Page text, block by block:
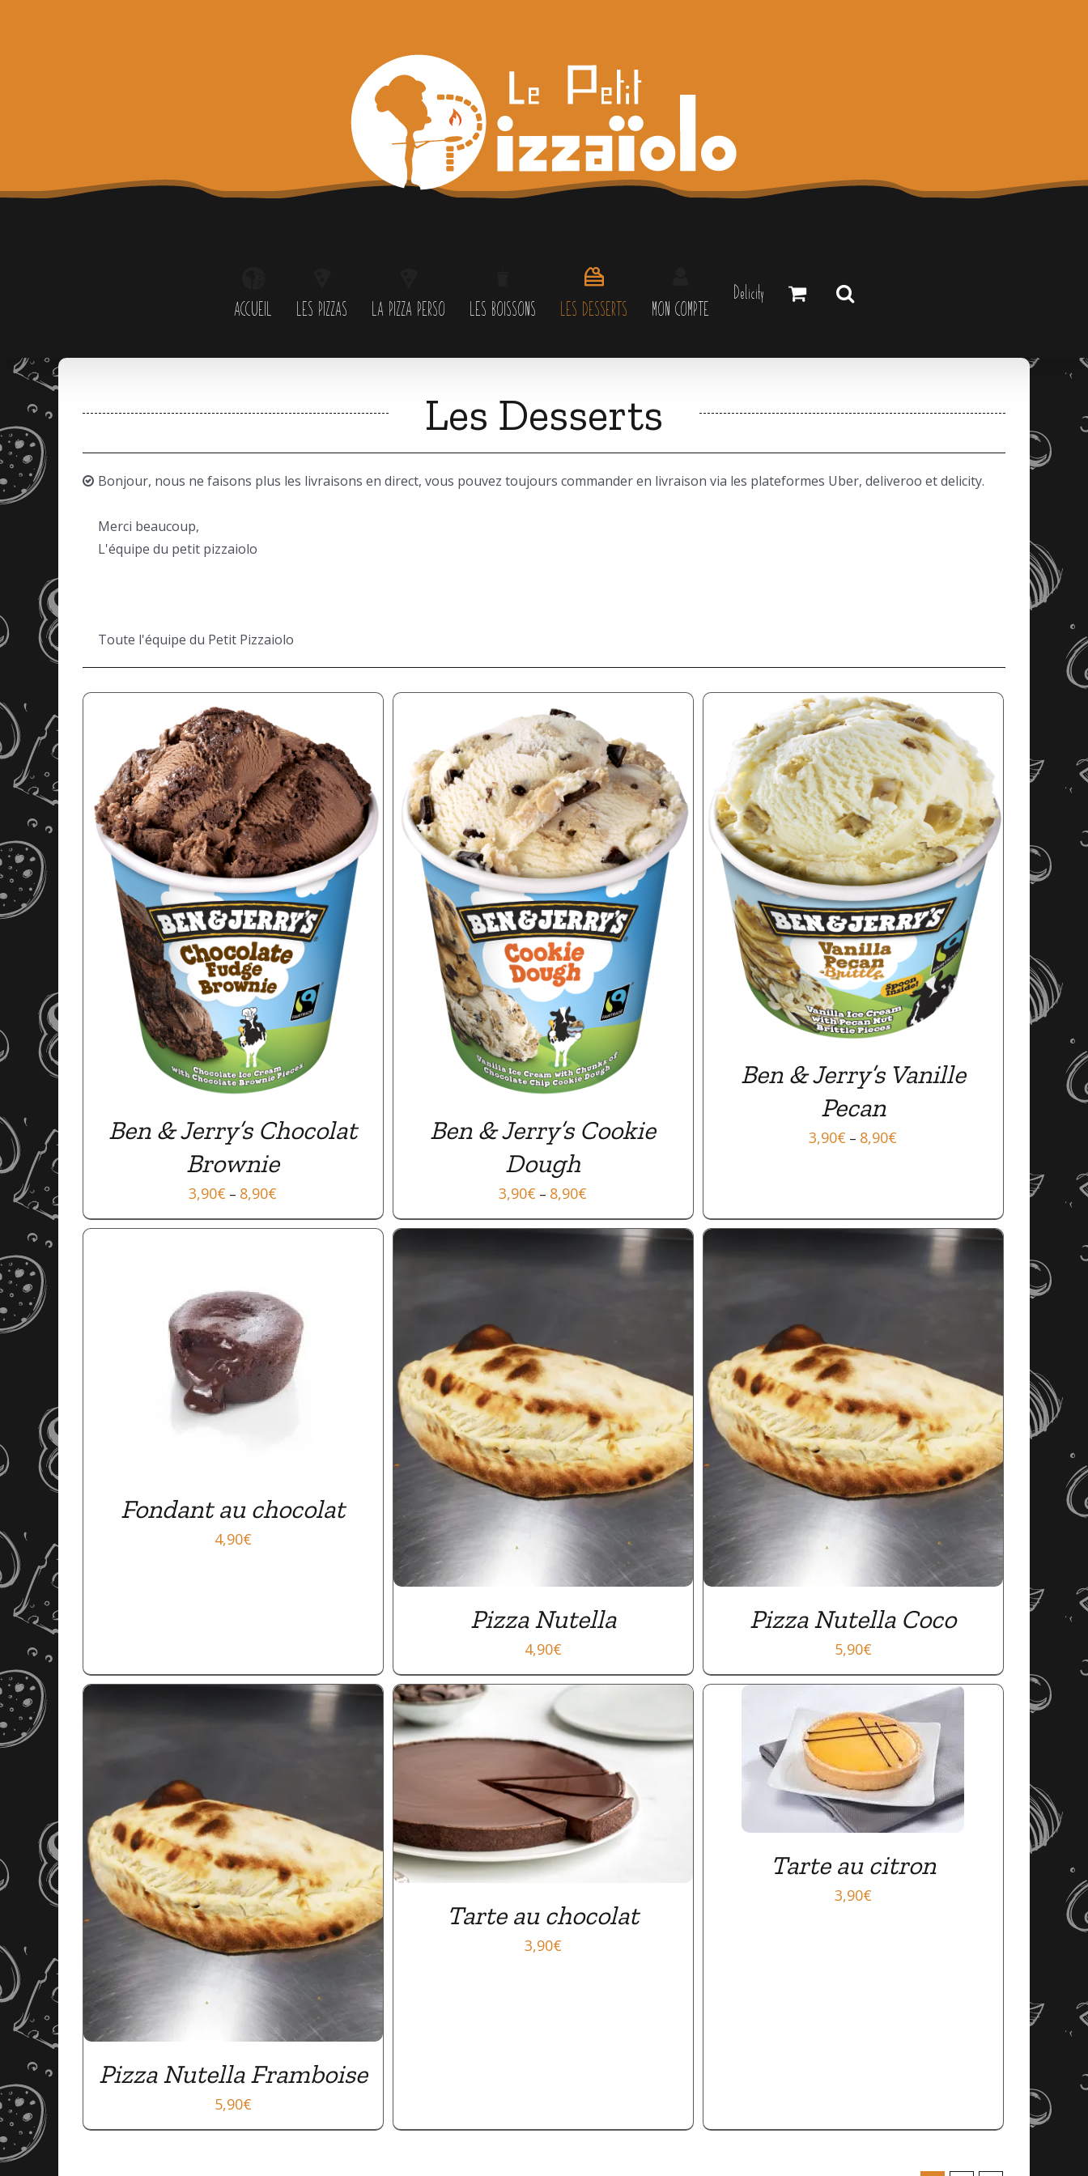
ACCUEIL LES PIZZAS LA PIZZA PERSO LES BOISSONS LES DESSERTS MON COMPTE
Delicity
Les Desserts
Bonjour, nous ne faisons plus les livraisons en direct, vous pouvez toujours commander en livraison via les plateformes Uber, deliveroo et delicity.
Merci beaucoup,
L'équipe du petit pizzaiolo
Toute l'équipe du Petit Pizzaiolo
Ben & Jerry’s Chocolat
Brownie
3,90€ – 8,90€
APERÇU
Ben & Jerry’s Cookie
Dough
3,90€ – 8,90€
APERÇU
Ben & Jerry’s Vanille
Pecan
3,90€ – 8,90€
Fondant au chocolat
4,90€
APERÇU
Pizza Nutella
4,90€
APERÇU
Pizza Nutella Coco
5,90€
Pizza Nutella Framboise
5,90€
Tarte au chocolat
3,90€
Tarte au citron
3,90€